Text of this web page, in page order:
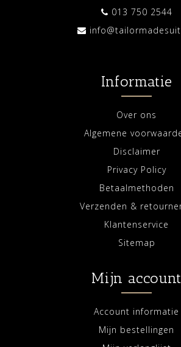
013 750 2544
Informatie
Over ons
Algemene
Disclaimer
Privacy Policy
Betaalmethoden
Verzenden &
Klantenservice
Sitemap
Mijn account
Account informatie
Mijn bestellingen